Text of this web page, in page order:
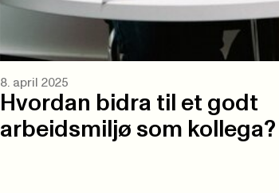
8. april 2025
Hvordan bidra til et godt
arbeidsmiljø som kollega?